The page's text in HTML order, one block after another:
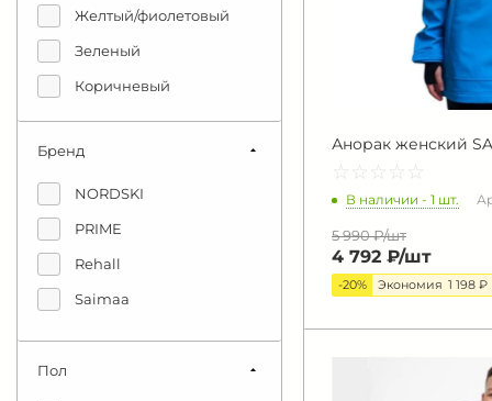
Анорак женский
☆ ☆ ☆ ☆ ☆
★ ★ ★ ★ ★
В наличии - 1 шт.
5 990 ₽/шт
4 792 ₽/шт
-20% Экономия 1 198 ₽
Желтый/фиолетовый
Зеленый
Коричневый
Красный
Персиковый
Розовый
Серый
Синий
Синий/зеленый
Бренд
NORDSKI
PRIME
Rehall
Saimaa
Пол